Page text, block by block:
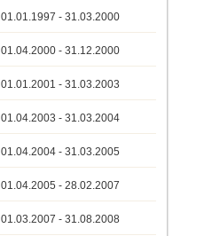
01.01.1997 - 31.03.2000
01.04.2000 - 31.12.2000
01.01.2001 - 31.03.2003
01.04.2003 - 31.03.2004
01.04.2004 - 31.03.2005
01.04.2005 - 28.02.2007
01.03.2007 - 31.08.2008